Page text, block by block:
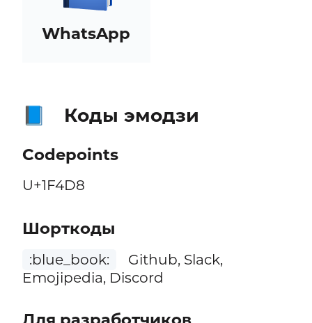
WhatsApp
Коды эмодзи
Codepoints
U+1F4D8
Шорткоды
:blue_book:
Github, Slack,
Emojipedia, Discord